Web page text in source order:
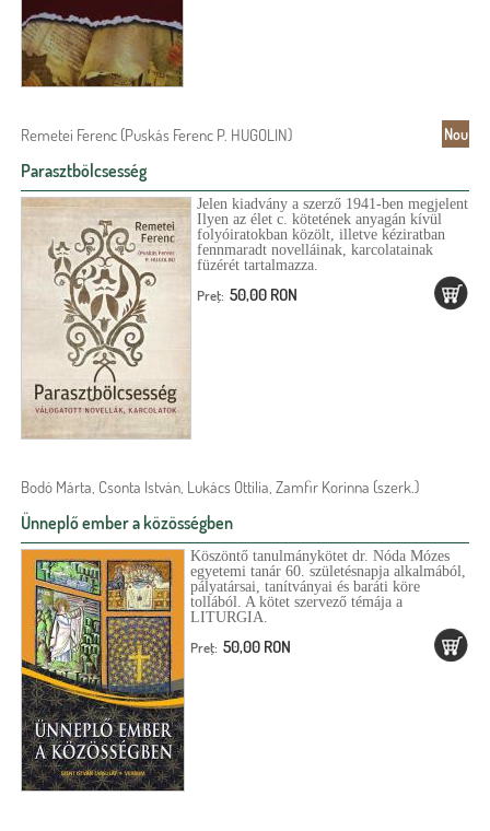
Nou
Remetei Ferenc (Puskás Ferenc P. HUGOLIN)
Parasztbölcsesség
Jelen kiadvány a szerző 1941-ben megjelent
Ilyen az élet c. kötetének anyagán kívül
folyóiratokban közölt, illetve kéziratban
fennmaradt novelláinak, karcolatainak
füzérét tartalmazza.
Preţ: 50,00 RON
Bodó Márta, Csonta István, Lukács Ottilia, Zamfir Korinna (szerk.)
Ünneplő ember a közösségben
Köszöntő tanulmánykötet dr. Nóda Mózes
egyetemi tanár 60. születésnapja alkalmából,
pályatársai, tanítványai és baráti köre
tollából. A kötet szervező témája a
LITURGIA.
Preţ: 50,00 RON